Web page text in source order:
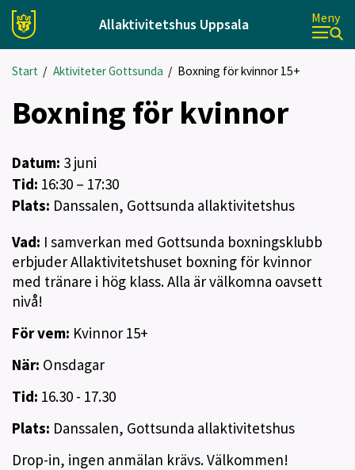
Allaktivitetshus Uppsala Meny
Start / Aktiviteter Gottsunda / Boxning för kvinnor 15+
Boxning för kvinnor
Datum: 3 juni
Tid: 16:30 – 17:30
Plats: Danssalen, Gottsunda allaktivitetshus
Vad: I samverkan med Gottsunda boxningsklubb
erbjuder Allaktivitetshuset boxning för kvinnor
med tränare i hög klass. Alla är välkomna oavsett
nivå!
För vem: Kvinnor 15+
När: Onsdagar
Tid: 16.30 - 17.30
Plats: Danssalen, Gottsunda allaktivitetshus
Drop-in, ingen anmälan krävs. Välkommen!